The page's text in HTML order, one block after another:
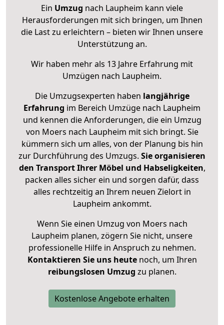
Ein Umzug nach Laupheim kann viele
Herausforderungen mit sich bringen, um Ihnen
die Last zu erleichtern – bieten wir Ihnen unsere
Unterstützung an.
Wir haben mehr als 13 Jahre Erfahrung mit
Umzügen nach Laupheim.
Die Umzugsexperten haben langjährige
Erfahrung im Bereich Umzüge nach Laupheim
und kennen die Anforderungen, die ein Umzug
von Moers nach Laupheim mit sich bringt. Sie
kümmern sich um alles, von der Planung bis hin
zur Durchführung des Umzugs. Sie organisieren
den Transport Ihrer Möbel und Habseligkeiten,
packen alles sicher ein und sorgen dafür, dass
alles rechtzeitig an Ihrem neuen Zielort in
Laupheim ankommt.
Wenn Sie einen Umzug von Moers nach
Laupheim planen, zögern Sie nicht, unsere
professionelle Hilfe in Anspruch zu nehmen.
Kontaktieren Sie uns heutenoch, um Ihren
reibungslosen Umzug zu planen.
Kostenlose Angebote erhalten